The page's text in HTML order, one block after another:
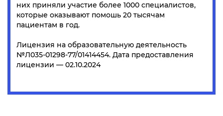
них приняли участие более 1000 специалистов,
которые оказывают помошь 20 тысячам
пациентам в год.
Лицензия на образовательную деятельность
№Л035-01298-77/01414454. Дата предоставления
лицензии — 02.10.2024